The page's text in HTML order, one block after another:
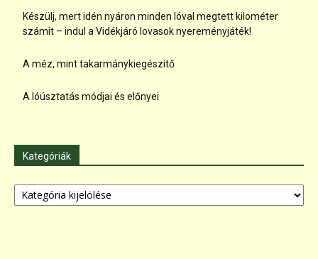
Készülj, mert idén nyáron minden lóval megtett kilométer
számít – indul a Vidékjáró lovasok nyereményjáték!
A méz, mint takarmánykiegészítő
A lóúsztatás módjai és előnyei
Kategóriák
Kategóriák